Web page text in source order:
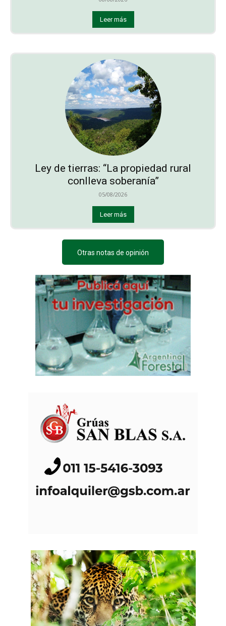
Leer más
Ley de tierras: “La propiedad rural
conlleva soberanía”
05/08/2026
Leer más
Otras notas de opinión